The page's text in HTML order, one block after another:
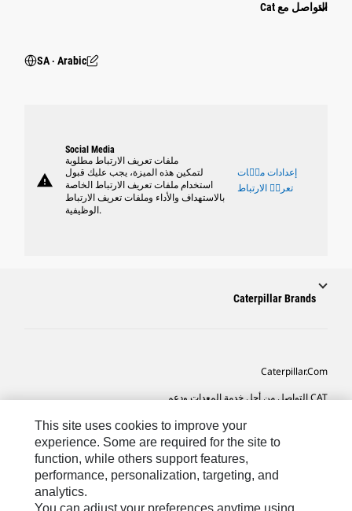
التواصل مع Cat
SA ‧ Arabic
warning
Social Media
ملفات تعريف الارتباط مطلوبة
لتمكين هذه الميزة، يجب عليك قبول
استخدام ملفات تعريف الارتباط الخاصة
بالاستهداف والأداء وملفات تعريف الارتباط
الوظيفية.
إعدادات ملٝات
تعريٝ الارتباط
Caterpillar Brands
Caterpillar.com
CAT التواصل من أجل خدمة المعدات ودعم
تفضيلات التسويق الخاصة بي
خريطة الموقع
Cookie Settings
This site uses cookies to improve your
experience. Some are required for the site to
function, while others support features,
performance, personalization, targeting, and
analytics.
You can adjust your preferences anytime using